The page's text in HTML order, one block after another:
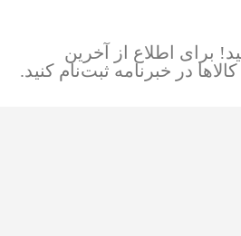
برای اطلاع از آخرین
در خبرنامه ثبت‌نام کنید.